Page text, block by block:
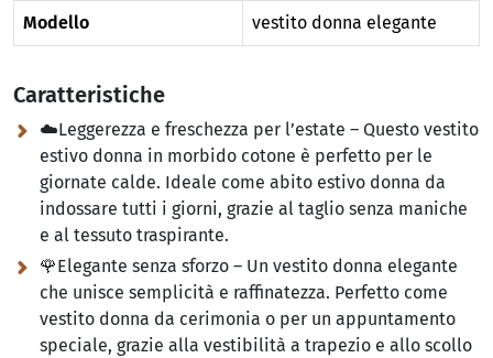
Modello vestito donna elegante
Caratteristiche
☁️Leggerezza e freschezza per l’estate – Questo vestito
estivo donna in morbido cotone è perfetto per le
giornate calde. Ideale come abito estivo donna da
indossare tutti i giorni, grazie al taglio senza maniche
e al tessuto traspirante.
🌹Elegante senza sforzo – Un vestito donna elegante
che unisce semplicità e raffinatezza. Perfetto come
vestito donna da cerimonia o per un appuntamento
speciale, grazie alla vestibilità a trapezio e allo scollo